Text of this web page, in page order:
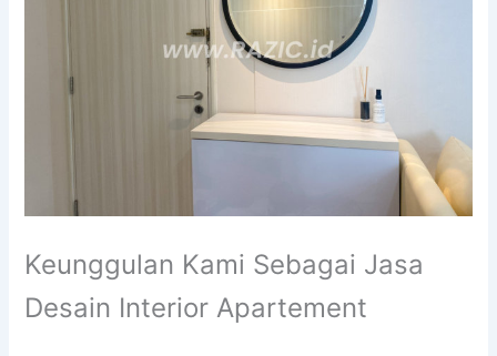
Keunggulan Kami Sebagai Jasa
Desain Interior Apartement